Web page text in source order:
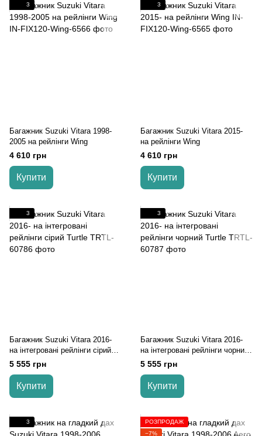
3
Багажник Suzuki Vitara 1998-
2005 на рейлінги Wing
4 610 грн
Купити
3
Багажник Suzuki Vitara 2015-
на рейлінги Wing
4 610 грн
Купити
3
Багажник Suzuki Vitara 2016-
на інтегровані рейлінги cірий
Turtle
5 555 грн
Купити
3
Багажник Suzuki Vitara 2016-
на інтегровані рейлінги чорний
Turtle
5 555 грн
Купити
3
РОЗПРОДАЖ
−7%